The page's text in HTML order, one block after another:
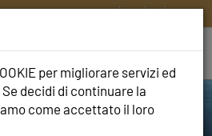
DE EN IT FR
per migliorare servizi ed
decidi di continuare la
come accettato il loro